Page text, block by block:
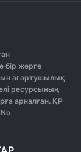
бір жерге
ағартушылық
ресурсының
арналған. ҚР